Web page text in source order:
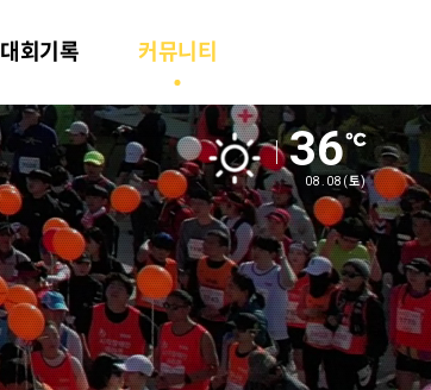
대회기록 커뮤니티
36
08.08 (토)